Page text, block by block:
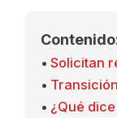
Solicitan
¿Qué